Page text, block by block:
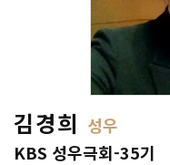
김경희 성우
KBS 성우극회-35기